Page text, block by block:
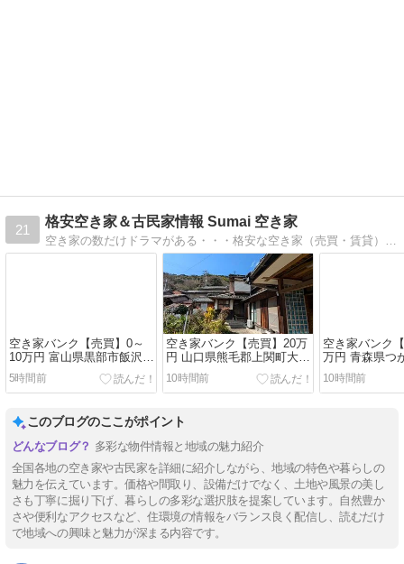
21
格安空き家＆古民家情報 Sumai 空き家
空き家バンク【売買】0～
10万円 富山県黒部市飯沢
港に近い・買物便利・井戸
有 小屋２棟・駐車場２台付
き２階建古民家
5時間前
空き家バンク【売買】20万
円 山口県熊毛郡上関町大字
長島 明治13年築・家庭菜園
可 畑・倉庫・屋根裏収納付
き８ＤＫ２階建古民家 下水
10時間前
空き家バンク
万円 青森県つ
千貫 明治12年
庭・物置・車
平屋古民家 井
10時間前
このブログのここがポイント
多彩な物件情報と地域の魅力紹介
全国各地の空き家や古民家を詳細に紹介しながら、地域の特色や暮らしの
魅力を伝えています。価格や間取り、設備だけでなく、土地や風景の美し
さも丁寧に掘り下げ、暮らしの多彩な選択肢を提案しています。自然豊か
さや便利なアクセスなど、住環境の情報をバランス良く配信し、読むだけ
で地域への興味と魅力が深まる内容です。